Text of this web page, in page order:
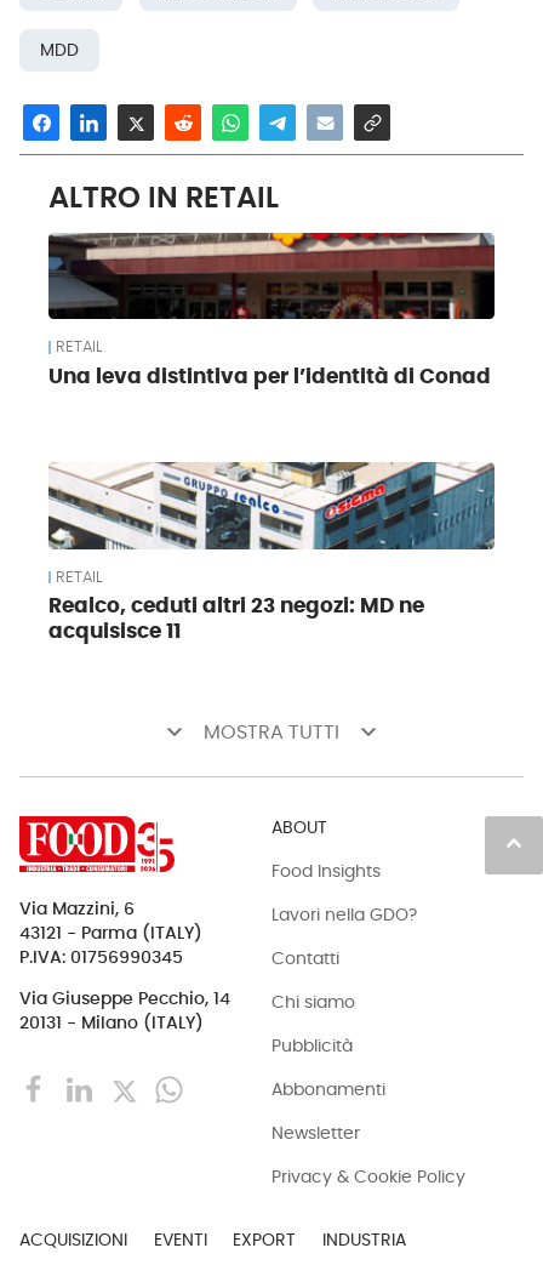
MDD
ALTRO IN RETAIL
RETAIL
Una leva distintiva per l’identità di Conad
RETAIL
Realco, ceduti altri 23 negozi: MD ne
acquisisce 11
keyboard_arrow_down MOSTRA TUTTI keyboard_arrow_down
keyboard_arrow_up
Via Mazzini, 6
43121 - Parma (ITALY)
P.IVA: 01756990345
Via Giuseppe Pecchio, 14
20131 - Milano (ITALY)
ABOUT
Food Insights
Lavori nella GDO?
Contatti
Chi siamo
Pubblicità
Abbonamenti
Newsletter
Privacy & Cookie Policy
ACQUISIZIONI EVENTI EXPORT INDUSTRIA